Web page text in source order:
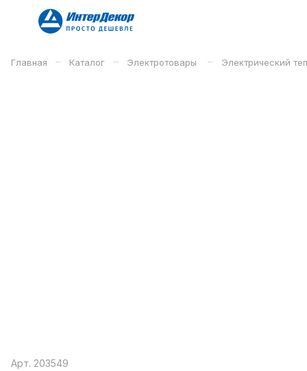
Главная – Каталог – Электротовары – Электрический
Арт. 203549